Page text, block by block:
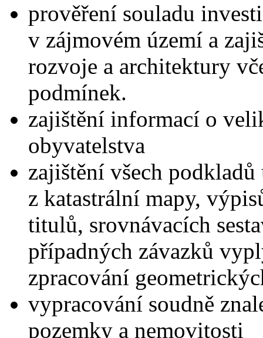
prověření souladu
v zájmovém území a
rozvoje a architektury
podmínek.
zajištění informací o
obyvatelstva
zajištění všech
z katastrální mapy,
titulů, srovnávacích
případných závazků
zpracování
vypracování soudně
pozemky a nemovitosti